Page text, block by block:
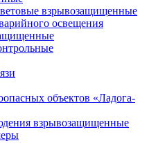
взрывозащищенные
освещения
объектов «Ладога-
взрывозащищенные